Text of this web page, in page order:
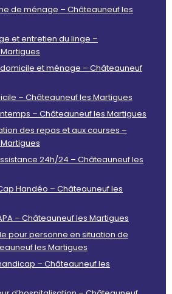
de ménage – Châteauneuf les
et entretien du linge –
et ménage – Châteauneuf
– Châteauneuf les Martigues
– Châteauneuf les Martigues
des repas et aux courses –
24h/24 – Châteauneuf les
Handéo – Châteauneuf les
– Châteauneuf les Martigues
pour personne en situation de
les Martigues
– Châteauneuf les